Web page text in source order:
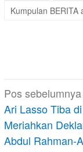
Kumpulan BERITA
Navigasi
pos
Pos sebelumnya
Ari Lasso Tiba
Meriahkan
Abdul Rahman-